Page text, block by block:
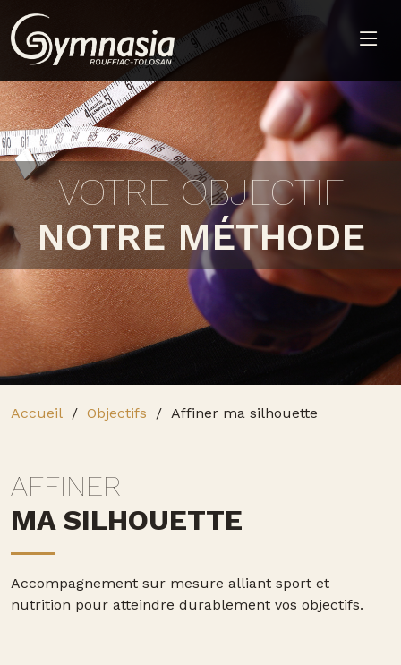
VOTRE OBJECTIF
NOTRE MÉTHODE
Accueil Objectifs Affiner ma silhouette
AFFINER
MA SILHOUETTE
Accompagnement sur mesure alliant sport et
nutrition pour atteindre durablement vos objectifs.